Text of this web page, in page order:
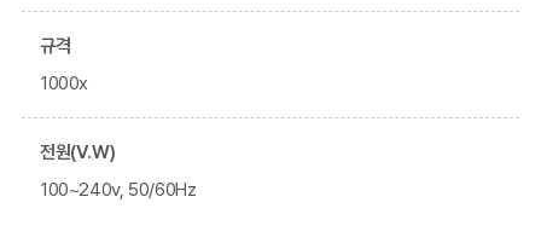
규격
1000x
전원(V.W)
100~240v, 50/60Hz